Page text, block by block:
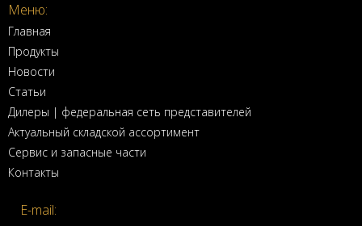
Меню:
Главная
Продукты
Новости
Статьи
Дилеры | федеральная сеть представителей
Актуальный складской ассортимент
Сервис и запасные части
Контакты
E-mail: